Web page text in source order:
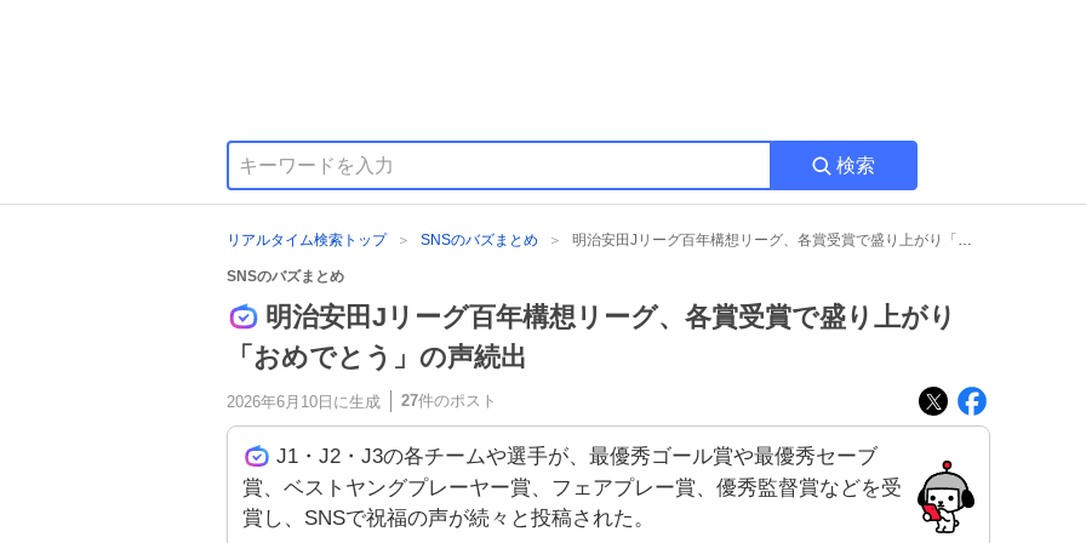
検索
リアルタイム検索トップ SNSのバズまとめ 明治安田Jリーグ百年構想リーグ、各賞受賞で盛り上がり「おめでとう」の声続出
SNSのバズまとめ
明治安田Jリーグ百年構想リーグ、各賞受賞で盛り上がり
「おめでとう」の声続出
2026年6月10日 に生成 27件のポスト
J1・J2・J3の各チームや選手が、最優秀ゴール賞や最優秀セーブ
賞、ベストヤングプレーヤー賞、フェアプレー賞、優秀監督賞などを受
賞し、SNSで祝福の声が続々と投稿された。